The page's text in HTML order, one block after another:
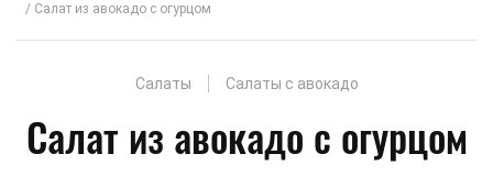
Салат из авокадо с огурцом
Салаты Салаты с авокадо
Салат из авокадо с огурцом